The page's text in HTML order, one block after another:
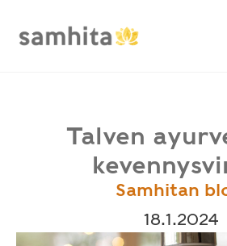
Talven
Samhitan
18.1.2024